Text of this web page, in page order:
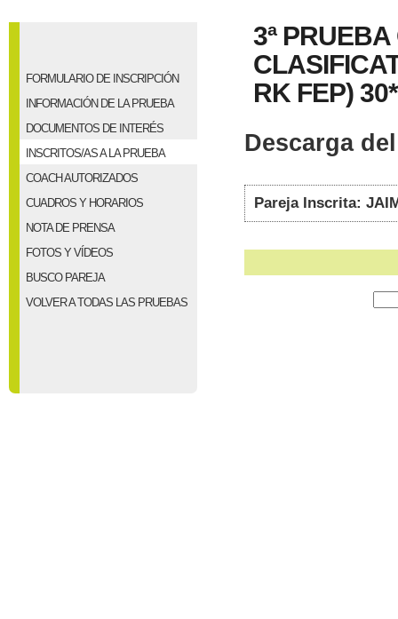
FORMULARIO DE INSCRIPCIÓN
INFORMACIÓN DE LA PRUEBA
DOCUMENTOS DE INTERÉS
INSCRITOS/AS A LA PRUEBA
COACH AUTORIZADOS
CUADROS Y HORARIOS
NOTA DE PRENSA
FOTOS Y VÍDEOS
BUSCO PAREJA
VOLVER A TODAS LAS PRUEBAS
3ª
RK FEP) 30*
Descarga
Pareja Inscrita: